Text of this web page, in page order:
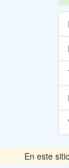
En este sitio